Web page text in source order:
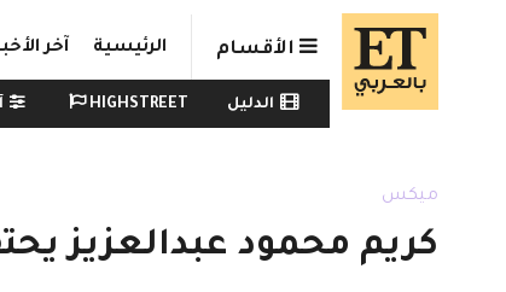
Skip to main content
الأقسام الرئيسية آخر
Watch menu
الدليل HIGHSTREET
ميكس
كريم محمود عبدالعزيز